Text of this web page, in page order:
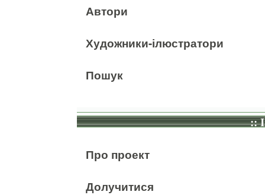
Автори
Художники-ілюстратори
Пошук
::
Про проект
Долучитися